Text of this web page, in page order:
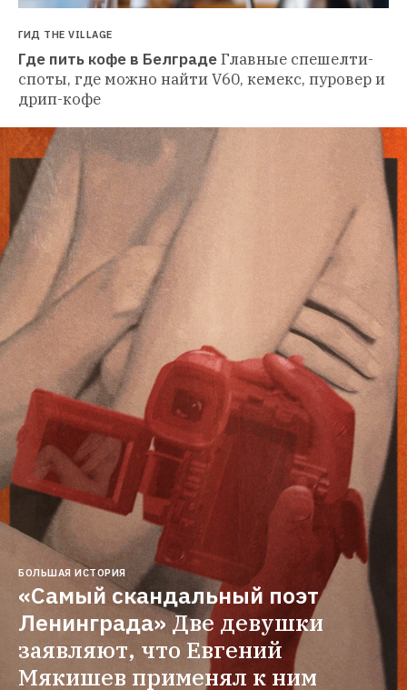
ГИД THE VILLAGE
Где пить кофе в БелградеГлавные спешелти-
споты, где можно найти V60, кемекс, пуровер и
дрип-кофе
БОЛЬШАЯ ИСТОРИЯ
«Самый скандальный поэт
Ленинграда»Две девушки
заявляют, что Евгений
Мякишев применял к ним